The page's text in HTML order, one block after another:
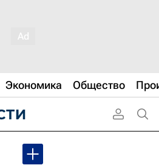
Экономика Общество